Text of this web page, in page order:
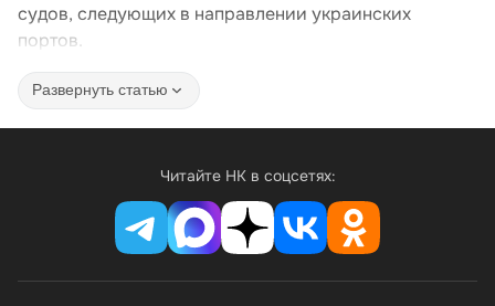
судов, следующих в направлении украинских
портов.
Развернуть статью
Читайте НК в соцсетях: